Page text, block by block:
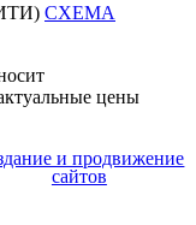
СХЕМА
цены
и продвижение
сайтов